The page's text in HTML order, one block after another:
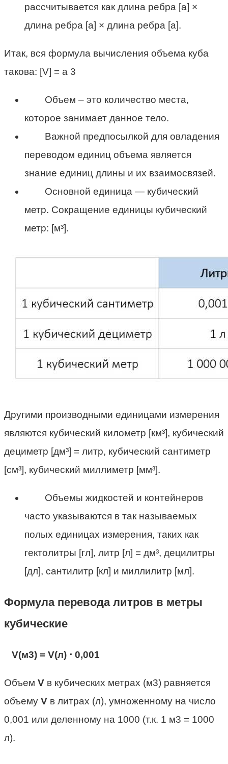
рассчитывается как длина ребра [a] ×
длина ребра [a] × длина ребра [a].
Итак, вся формула вычисления объема куба
такова: [V] = a 3
Объем – это количество места,
которое занимает данное тело.
Важной предпосылкой для овладения
переводом единиц объема является
знание единиц длины и их взаимосвязей.
Основной единица — кубический
метр. Сокращение единицы кубический
метр: [м³].
Другими производными единицами измерения
являются кубический километр [км³], кубический
дециметр [дм³] = литр, кубический сантиметр
[см³], кубический миллиметр [мм³].
Объемы жидкостей и контейнеров
часто указываются в так называемых
полых единицах измерения, таких как
гектолитры [гл], литр [л] = дм³, децилитры
[дл], сантилитр [кл] и миллилитр [мл].
Формула перевода литров в метры
кубические
V(м3) = V(л) ⋅ 0,001
Объем V в кубических метрах (м3) равняется
объему V в литрах (л), умноженному на число
0,001 или деленному на 1000 (т.к. 1 м3 = 1000
л).